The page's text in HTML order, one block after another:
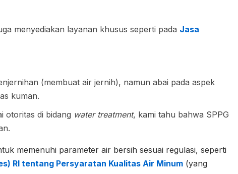
menyediakan layanan khusus seperti pada Jasa
(membuat air jernih), namun abai pada aspek
kuman.
otoritas di bidang water treatment, kami tahu bahwa SPPG
memenuhi parameter air bersih sesuai regulasi, seperti
RI tentang Persyaratan Kualitas Air Minum (yang